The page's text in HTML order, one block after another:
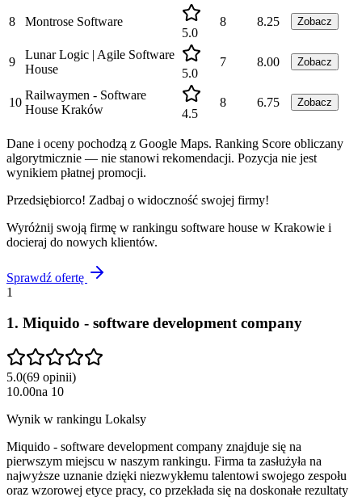
8
Montrose Software
5.0
8 8.25 Zobacz
9
Lunar Logic | Agile Software
House
5.0
7 8.00 Zobacz
10
Railwaymen - Software
House Kraków
4.5
8 6.75 Zobacz
Dane i oceny pochodzą z Google Maps. Ranking Score obliczany
algorytmicznie — nie stanowi rekomendacji. Pozycja nie jest
wynikiem płatnej promocji.
Przedsiębiorco! Zadbaj o widoczność swojej firmy!
Wyróżnij swoją firmę w rankingu software house w Krakowie i
docieraj do nowych klientów.
Sprawdź ofertę
1
1. Miquido - software development company
5.0(69 opinii)
10.00na 10
Wynik w rankingu Lokalsy
Miquido - software development company znajduje się na
pierwszym miejscu w naszym rankingu. Firma ta zasłużyła na
najwyższe uznanie dzięki niezwykłemu talentowi swojego zespołu
oraz wzorowej etyce pracy, co przekłada się na doskonałe rezultaty